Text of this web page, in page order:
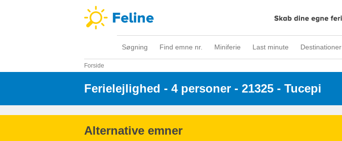
Søgning Find emne nr. Miniferie Last minute Destinationer
Forside
Ferielejlighed - 4 personer - 21325 - Tucepi
Alternative emner